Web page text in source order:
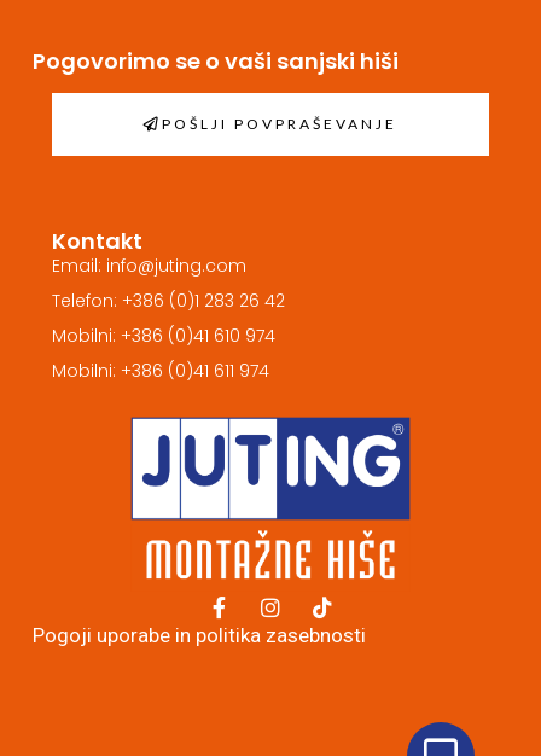
Pogoji uporabe in politika zasebnosti
Kontakt
Email: info@juting.com
Telefon: +386 (0)1 283 26 42
Mobilni: +386 (0)41 610 974
Mobilni: +386 (0)41 611 974
Pogovorimo se o vaši sanjski hiši
POŠLJI POVPRAŠEVANJE